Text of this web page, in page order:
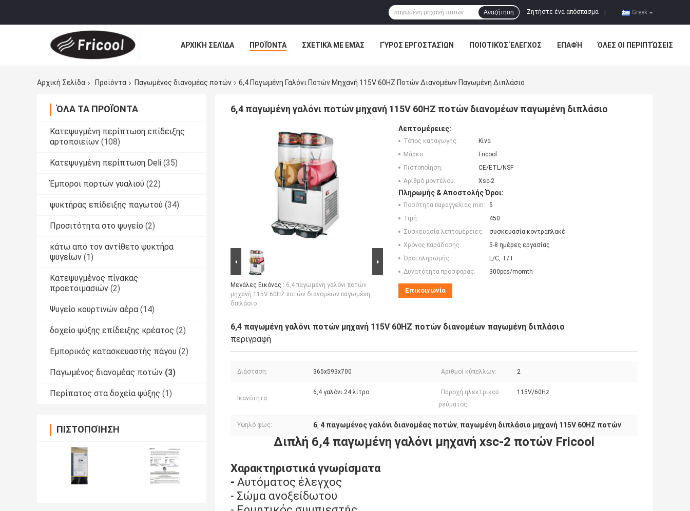
Greek
Ζητήστε ένα απόσπασμα
Αναζήτηση
ΑΡΧΙΚΉ ΣΕΛΊΔΑ ΠΡΟΪΌΝΤΑ ΣΧΕΤΙΚΆ ΜΕ ΕΜΆΣ ΓΎΡΟΣ ΕΡΓΟΣΤΑΣΊΩΝ ΠΟΙΟΤΙΚΌΣ ΈΛΕΓΧΟΣ ΕΠΑΦΉ ΌΛΕΣ ΟΙ ΠΕΡΙΠΤΏΣΕΙΣ
Αρχική Σελίδα Προϊόντα Παγωμένος διανομέας ποτών 6,4 Παγωμένη Γαλόνι Ποτών Μηχανή 115V 60HZ Ποτών Διανομέων Παγωμένη Διπλάσιο
ΌΛΑ ΤΑ ΠΡΟΪΌΝΤΑ
Κατεψυγμένη περίπτωση επίδειξης
αρτοποιείων (108)
Κατεψυγμένη περίπτωση Deli (35)
Έμποροι πορτών γυαλιού (22)
ψυκτήρας επίδειξης παγωτού (34)
Προσιτότητα στο ψυγείο (2)
κάτω από τον αντίθετο ψυκτήρα
ψυγείων (1)
Κατεψυγμένος πίνακας
προετοιμασιών (2)
Ψυγείο κουρτινών αέρα (14)
δοχείο ψύξης επίδειξης κρέατος (2)
Εμπορικός κατασκευαστής πάγου (2)
Παγωμένος διανομέας ποτών (3)
Περίπατος στα δοχεία ψύξης (1)
ΠΙΣΤΟΠΟΊΗΣΗ
6,4 παγωμένη γαλόνι ποτών μηχανή 115V 60HZ ποτών διανομέων παγωμένη διπλάσιο
Μεγάλες Εικόνας : 6,4 παγωμένη γαλόνι ποτών
μηχανή 115V 60HZ ποτών διανομέων παγωμένη
διπλάσιο
Λεπτομέρειες:
Τόπος καταγωγής:
Κίνα
Μάρκα:
Fricool
Πιστοποίηση:
CE/ETL/NSF
Αριθμό μοντέλου:
Xsc-2
Πληρωμής & Αποστολής Όροι:
Ποσότητα παραγγελίας min:
5
Τιμή:
450
Συσκευασία λεπτομέρειες:
συσκευασία κοντραπλακέ
Χρόνος παράδοσης:
5-8 ημέρες εργασίας
Όροι πληρωμής:
L/C, T/T
Δυνατότητα προσφοράς:
300pcs/momth
Επικοινωνία
6,4 παγωμένη γαλόνι ποτών μηχανή 115V 60HZ ποτών διανομέων παγωμένη διπλάσιο
περιγραφή
Διάσταση: 365x593x700 Αριθμοί κύπελλων: 2
Ικανότητα:
6,4 γαλόνι 24 λίτρο
Παροχή ηλεκτρικού
ρεύματος:
115V/60Hz
Υψηλό φως: 6, 4 παγωμένος γαλόνι διανομέας ποτών, παγωμένη διπλάσιο μηχανή 115V 60HZ ποτών
Διπλή 6,4 παγωμένη γαλόνι μηχανή xsc-2 ποτών Fricool
Χαρακτηριστικά γνωρίσματα
- Αυτόματος έλεγχος
- Σώμα ανοξείδωτου